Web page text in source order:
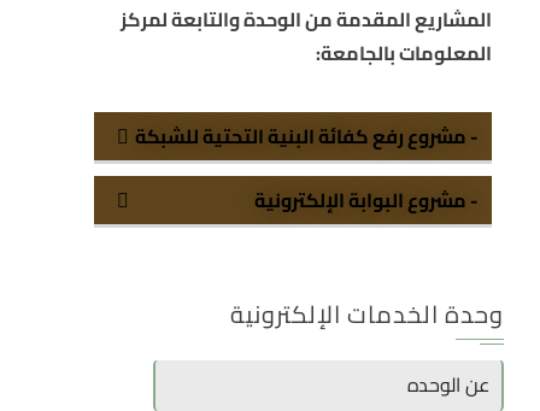
المشاريع المقدمة من الوحدة والتابعة لمركز
المعلومات بالجامعة:
- مشروع رفع كفائة البنية التحتية للشبكة
- مشروع البوابة الإلكترونية
وحدة الخدمات الإلكترونية
عن الوحده